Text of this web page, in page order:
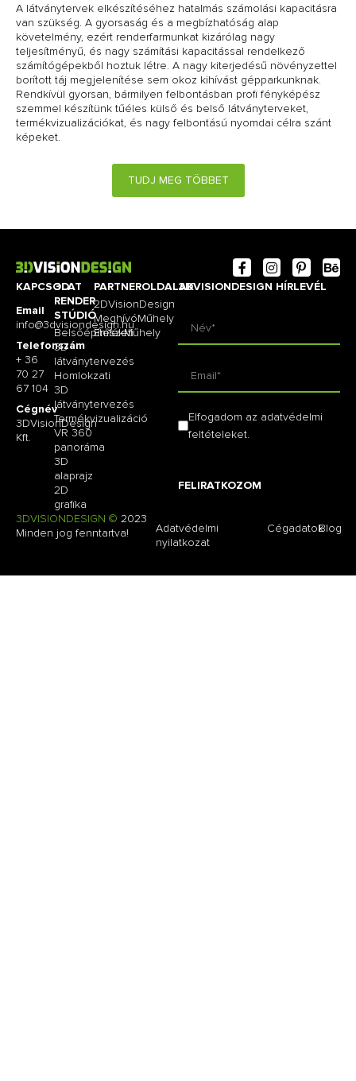
A látványtervek elkészítéséhez hatalmás számolási kapacitásra
van szükség. A gyorsaság és a megbízhatóság alap
követelmény, ezért renderfarmunkat kizárólag nagy
teljesítményű, és nagy számítási kapacitással rendelkező
számítógépekből hoztuk létre. A nagy kiterjedésű növényzettel
borított táj megjelenítése sem okoz kihívást gépparkunknak.
Rendkívül gyorsan, bármilyen felbontásban profi fényképész
szemmel készítünk tűéles külső és belső látványterveket,
termékvizualizációkat, és nagy felbontású nyomdai célra szánt
képeket.
TUDJ MEG TÖBBET
KAPCSOLAT
Email
info@3dvisiondesign.hu
Telefonszám
+ 36
70 27
67 104
Cégnév
3DVisionDesign
Kft.
3D
RENDER
STÚDIÓ
Belsőépítészeti
3D
látványtervezés
Homlokzati
3D
látványtervezés
Termékvizualizáció
VR 360
panoráma
3D
alaprajz
2D
grafika
PARTNEROLDALAK
2DVisionDesign
MeghívóMűhely
EmlékMűhely
3DVISIONDESIGN HÍRLEVÉL
Elfogadom az adatvédelmi
feltételeket.
FELIRATKOZOM
3DVISIONDESIGN © 2023
Minden jog fenntartva!
Adatvédelmi
nyilatkozat
CégadatokBlog